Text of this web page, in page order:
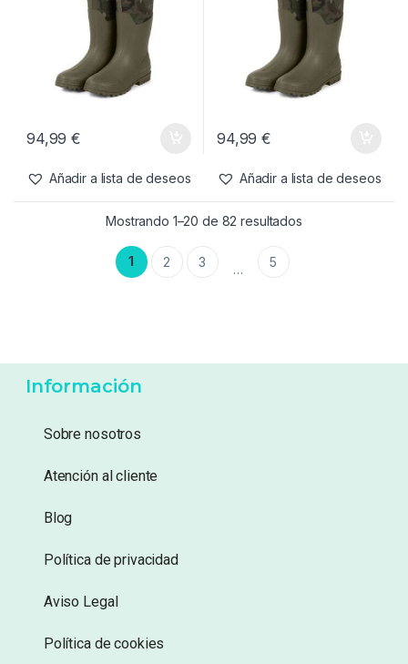
94,99€
Añadir a lista de deseos
94,99€
Añadir a lista de deseos
Mostrando 1–20 de 82 resultados
1 2 3 … 5
Información
Sobre nosotros
Atención al cliente
Blog
Política de privacidad
Aviso Legal
Política de cookies